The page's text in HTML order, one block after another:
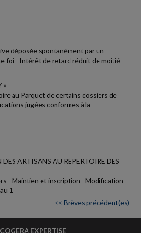
déposée spontanément par un
foi - Intérêt de retard réduit de moitié
»
au Parquet de certains dossiers de
jugées conformes à la
ARTISANS AU RÉPERTOIRE DES
- Maintien et inscription - Modification
1
<< Brèves précédent(es)
COGERA EXPERTISE